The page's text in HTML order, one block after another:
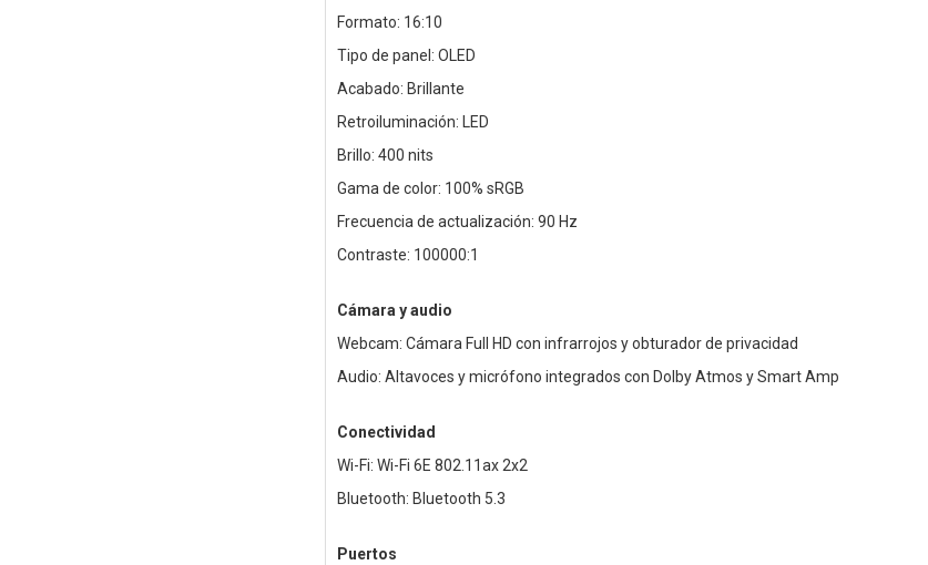
Formato: 16:10
Tipo de panel: OLED
Acabado: Brillante
Retroiluminación: LED
Brillo: 400 nits
Gama de color: 100% sRGB
Frecuencia de actualización: 90 Hz
Contraste: 100000:1
Cámara y audio
Webcam: Cámara Full HD con infrarrojos y obturador de privacidad
Audio: Altavoces y micrófono integrados con Dolby Atmos y Smart Amp
Conectividad
Wi-Fi: Wi-Fi 6E 802.11ax 2x2
Bluetooth: Bluetooth 5.3
Puertos